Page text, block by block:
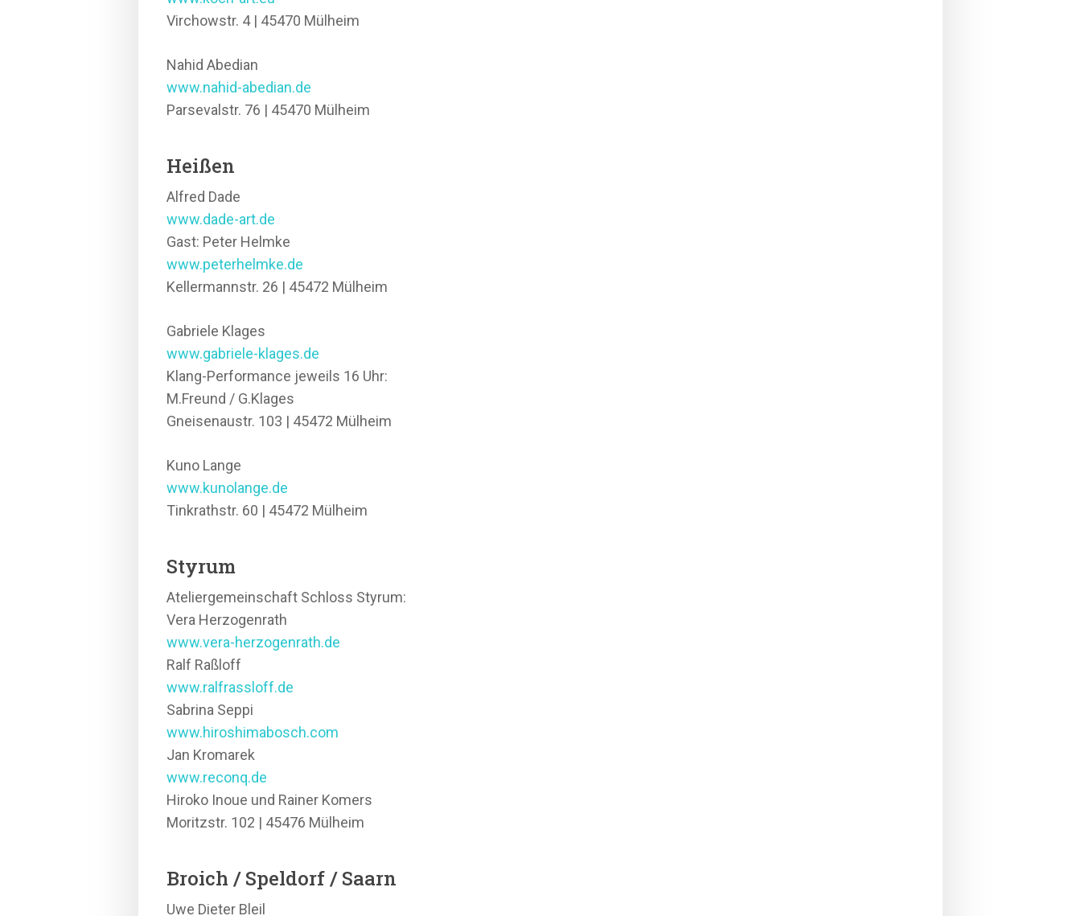
Virchowstr. 4 | 45470 Mülheim
Nahid Abedian
www.nahid-abedian.de
Parsevalstr. 76 | 45470 Mülheim
Heißen
Alfred Dade
www.dade-art.de
Gast: Peter Helmke
www.peterhelmke.de
Kellermannstr. 26 | 45472 Mülheim
Gabriele Klages
www.gabriele-klages.de
Klang-Performance jeweils 16 Uhr:
M.Freund / G.Klages
Gneisenaustr. 103 | 45472 Mülheim
Kuno Lange
www.kunolange.de
Tinkrathstr. 60 | 45472 Mülheim
Styrum
Ateliergemeinschaft Schloss Styrum:
Vera Herzogenrath
www.vera-herzogenrath.de
Ralf Raßloff
www.ralfrassloff.de
Sabrina Seppi
www.hiroshimabosch.com
Jan Kromarek
www.reconq.de
Hiroko Inoue und Rainer Komers
Moritzstr. 102 | 45476 Mülheim
Broich / Speldorf / Saarn
Uwe Dieter Bleil